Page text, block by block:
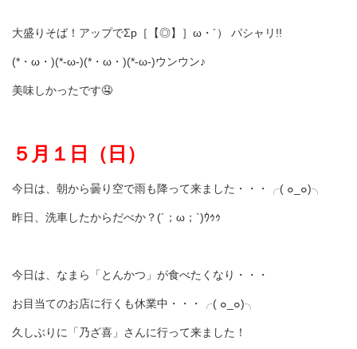
大盛りそば！アップでΣp［【◎】］ω・´） パシャリ!!
(*・ω・)(*-ω-)(*・ω・)(*-ω-)ウンウン♪
美味しかったです🤤
５月１日（日）
今日は、朝から曇り空で雨も降って来ました・・・╭( ๐_๐)╮
昨日、洗車したからだべか？(´；ω；`)ｳｩｩ
今日は、なまら「とんかつ」が食べたくなり・・・
お目当てのお店に行くも休業中・・・╭( ๐_๐)╮
久しぶりに「乃ざ喜」さんに行って来ました！